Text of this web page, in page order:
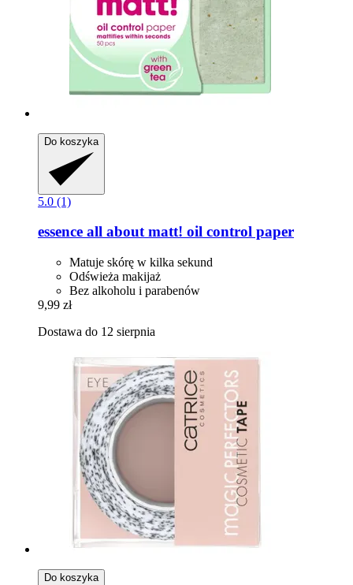
Do koszyka
5.0 (1)
essence all about matt! oil control paper
Matuje skórę w kilka sekund
Odświeża makijaż
Bez alkoholu i parabenów
9,99 zł
Dostawa do 12 sierpnia
Do koszyka